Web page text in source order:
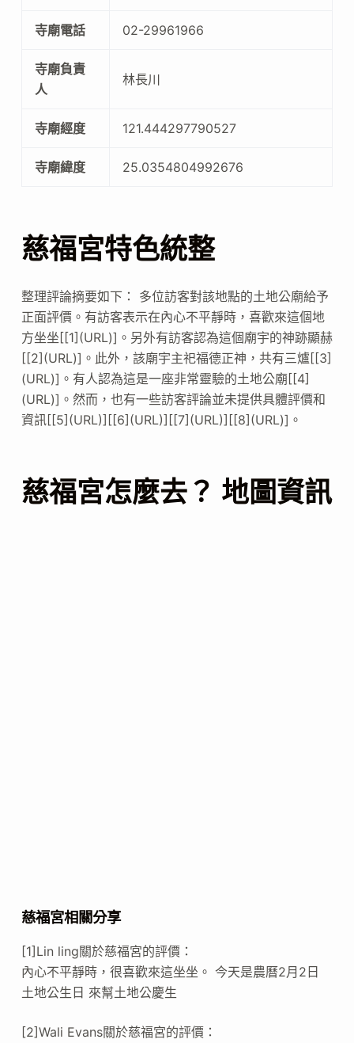
寺廟電話 02-29961966
寺廟負責
人
林長川
寺廟經度 121.444297790527
寺廟緯度 25.0354804992676
慈福宮特色統整
整理評論摘要如下： 多位訪客對該地點的土地公廟給予
正面評價。有訪客表示在內心不平靜時，喜歡來這個地
方坐坐[[1](URL)]。另外有訪客認為這個廟宇的神跡顯赫
[[2](URL)]。此外，該廟宇主祀福德正神，共有三爐[[3]
(URL)]。有人認為這是一座非常靈驗的土地公廟[[4]
(URL)]。然而，也有一些訪客評論並未提供具體評價和
資訊[[5](URL)][[6](URL)][[7](URL)][[8](URL)]。
慈福宮怎麼去？ 地圖資訊
慈福宮相關分享
[1]Lin ling關於慈福宮的評價：
內心不平靜時，很喜歡來這坐坐。 今天是農曆2月2日
土地公生日 來幫土地公慶生
[2]Wali Evans關於慈福宮的評價：